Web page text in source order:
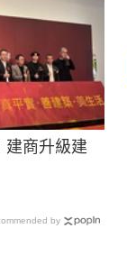
建商升級建